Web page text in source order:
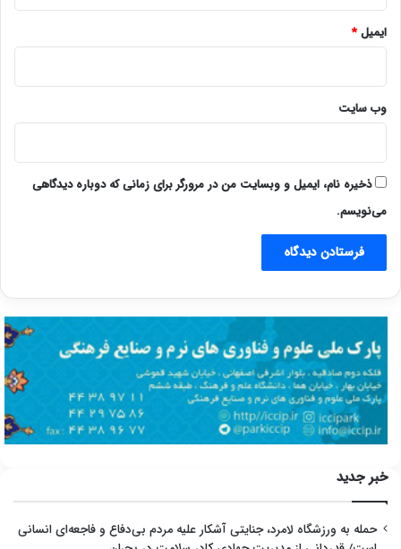
ایمیل*
وب‌ سایت
ذخیره نام، ایمیل و وبسایت من در مرورگر برای زمانی که دوباره دیدگاهی
می‌نویسم.
خبر جدید
حمله به ورزشگاه لامرد، جنایتی آشکار علیه مردم بی‌دفاع و فاجعه‌ای انسانی